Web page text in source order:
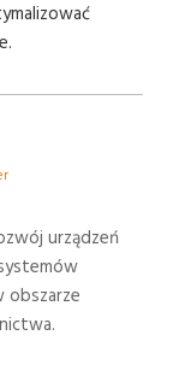
urządzeń
obszarze